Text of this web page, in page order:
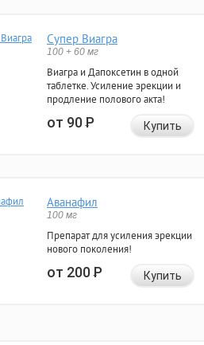
Супер Виагра
100 + 60 мг
Виагра и Дапоксетин в одной
таблетке. Усиление эрекции и
продление полового акта!
от 90Р Купить
Аванафил
100 мг
Препарат для усиления эрекции
нового поколения!
от 200Р Купить